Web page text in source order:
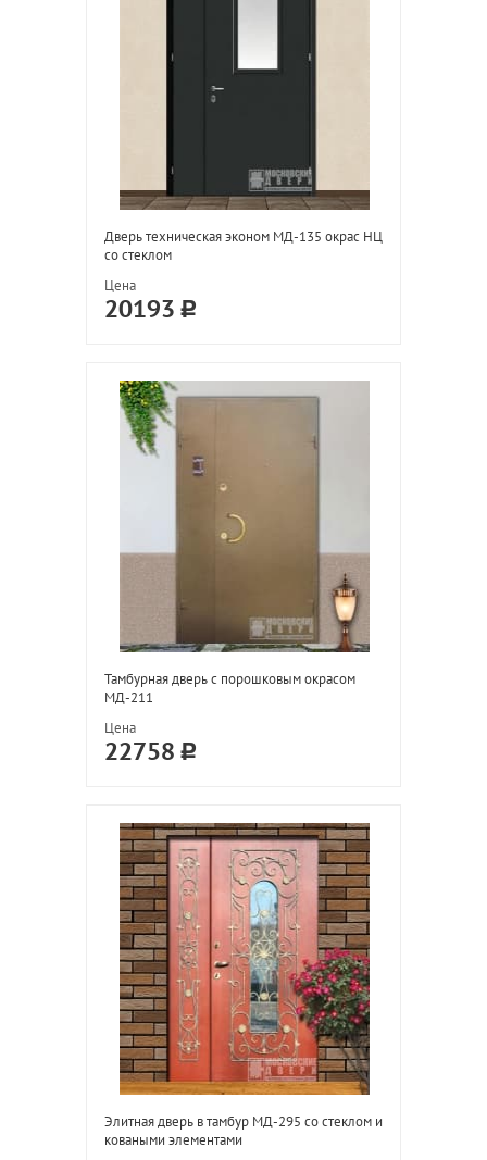
Дверь техническая эконом МД-135 окрас НЦ
со стеклом
Цена
20193
Тамбурная дверь с порошковым окрасом
МД-211
Цена
22758
Элитная дверь в тамбур МД-295 со стеклом и
коваными элементами